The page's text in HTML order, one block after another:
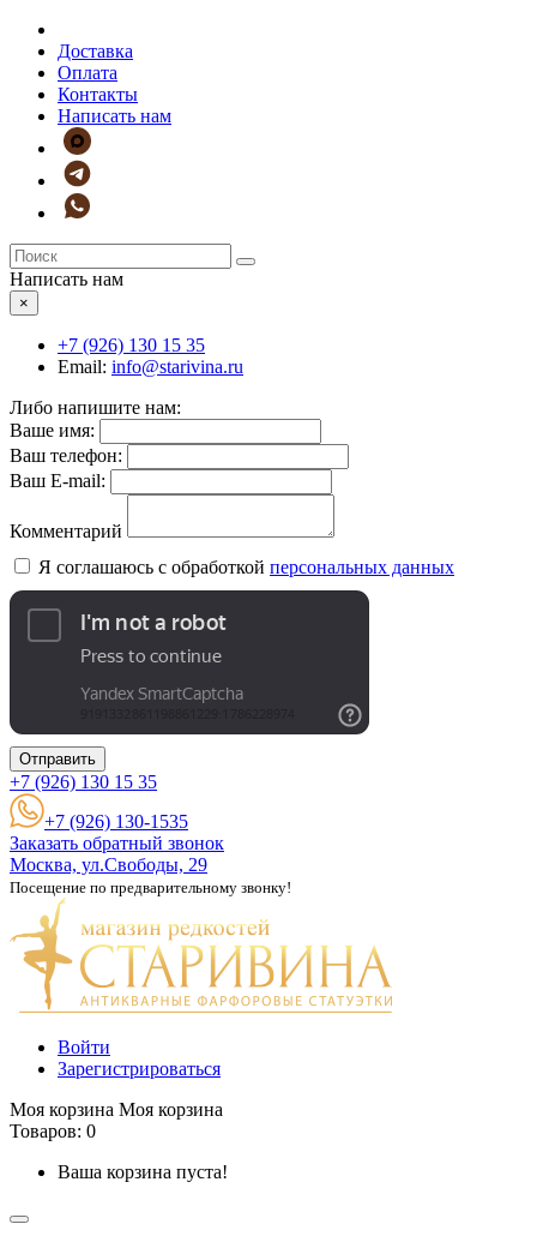
Доставка
Оплата
Контакты
Написать нам
Написать нам
×
+7 (926) 130 15 35
Email: info@starivina.ru
Либо напишите нам:
Ваше имя:
Ваш телефон:
Ваш E-mail:
Комментарий
Я соглашаюсь с обработкой персональных данных
Отправить
+7 (926) 130 15 35
+7 (926) 130-1535
Заказать обратный звонок
Москва, ул.Свободы, 29
Посещение по предварительному звонку!
Войти
Зарегистрироваться
Моя корзина Моя корзина
Товаров: 0
Ваша корзина пуста!